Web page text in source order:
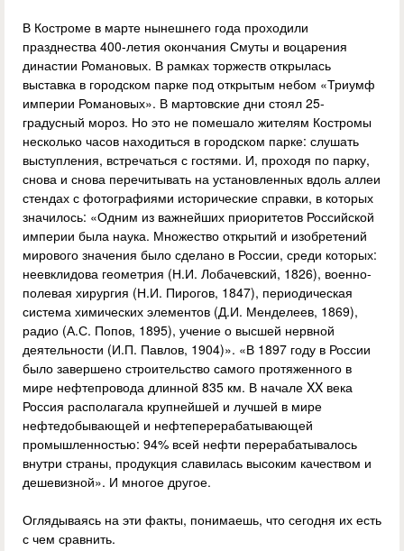
В Костроме в марте нынешнего года проходили
празднества 400-летия окончания Смуты и воцарения
династии Романовых. В рамках торжеств открылась
выставка в городском парке под открытым небом «Триумф
империи Романовых». В мартовские дни стоял 25-
градусный мороз. Но это не помешало жителям Костромы
несколько часов находиться в городском парке: слушать
выступления, встречаться с гостями. И, проходя по парку,
снова и снова перечитывать на установленных вдоль аллеи
стендах с фотографиями исторические справки, в которых
значилось: «Одним из важнейших приоритетов Российской
империи была наука. Множество открытий и изобретений
мирового значения было сделано в России, среди которых:
неевклидова геометрия (Н.И. Лобачевский, 1826), военно-
полевая хирургия (Н.И. Пирогов, 1847), периодическая
система химических элементов (Д.И. Менделеев, 1869),
радио (А.С. Попов, 1895), учение о высшей нервной
деятельности (И.П. Павлов, 1904)». «В 1897 году в России
было завершено строительство самого протяженного в
мире нефтепровода длинной 835 км. В начале XX века
Россия располагала крупнейшей и лучшей в мире
нефтедобывающей и нефтеперерабатывающей
промышленностью: 94% всей нефти перерабатывалось
внутри страны, продукция славилась высоким качеством и
дешевизной». И многое другое.
Оглядываясь на эти факты, понимаешь, что сегодня их есть
с чем сравнить.